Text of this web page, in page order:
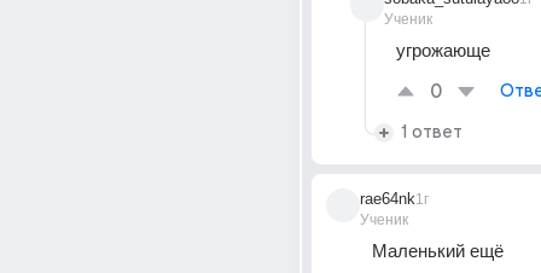
Ученик
угрожающе
0
1 ответ
rae64nk
Ученик
1г
Маленький ещё